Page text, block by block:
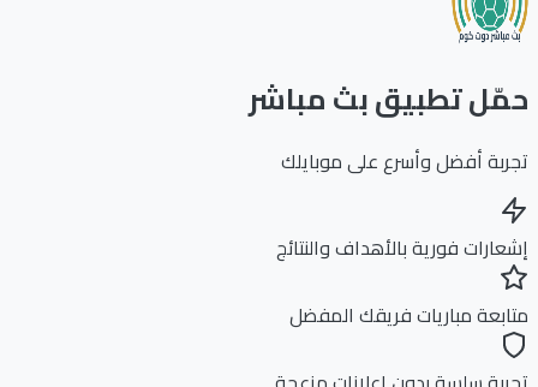
تطبيق بث مباشر
أفضل وأسرع على موبايلك
فورية بالأهداف والنتائج
مباريات فريقك المفضل